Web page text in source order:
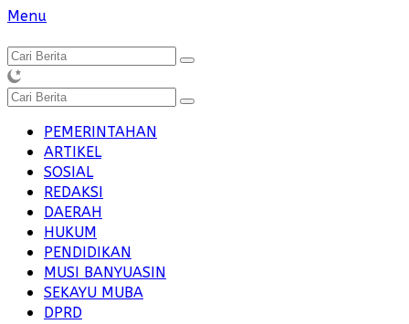
Langsung
konten
Menu
PEMERINTAHAN
ARTIKEL
SOSIAL
REDAKSI
DAERAH
HUKUM
PENDIDIKAN
MUSI BANYUASIN
SEKAYU MUBA
DPRD